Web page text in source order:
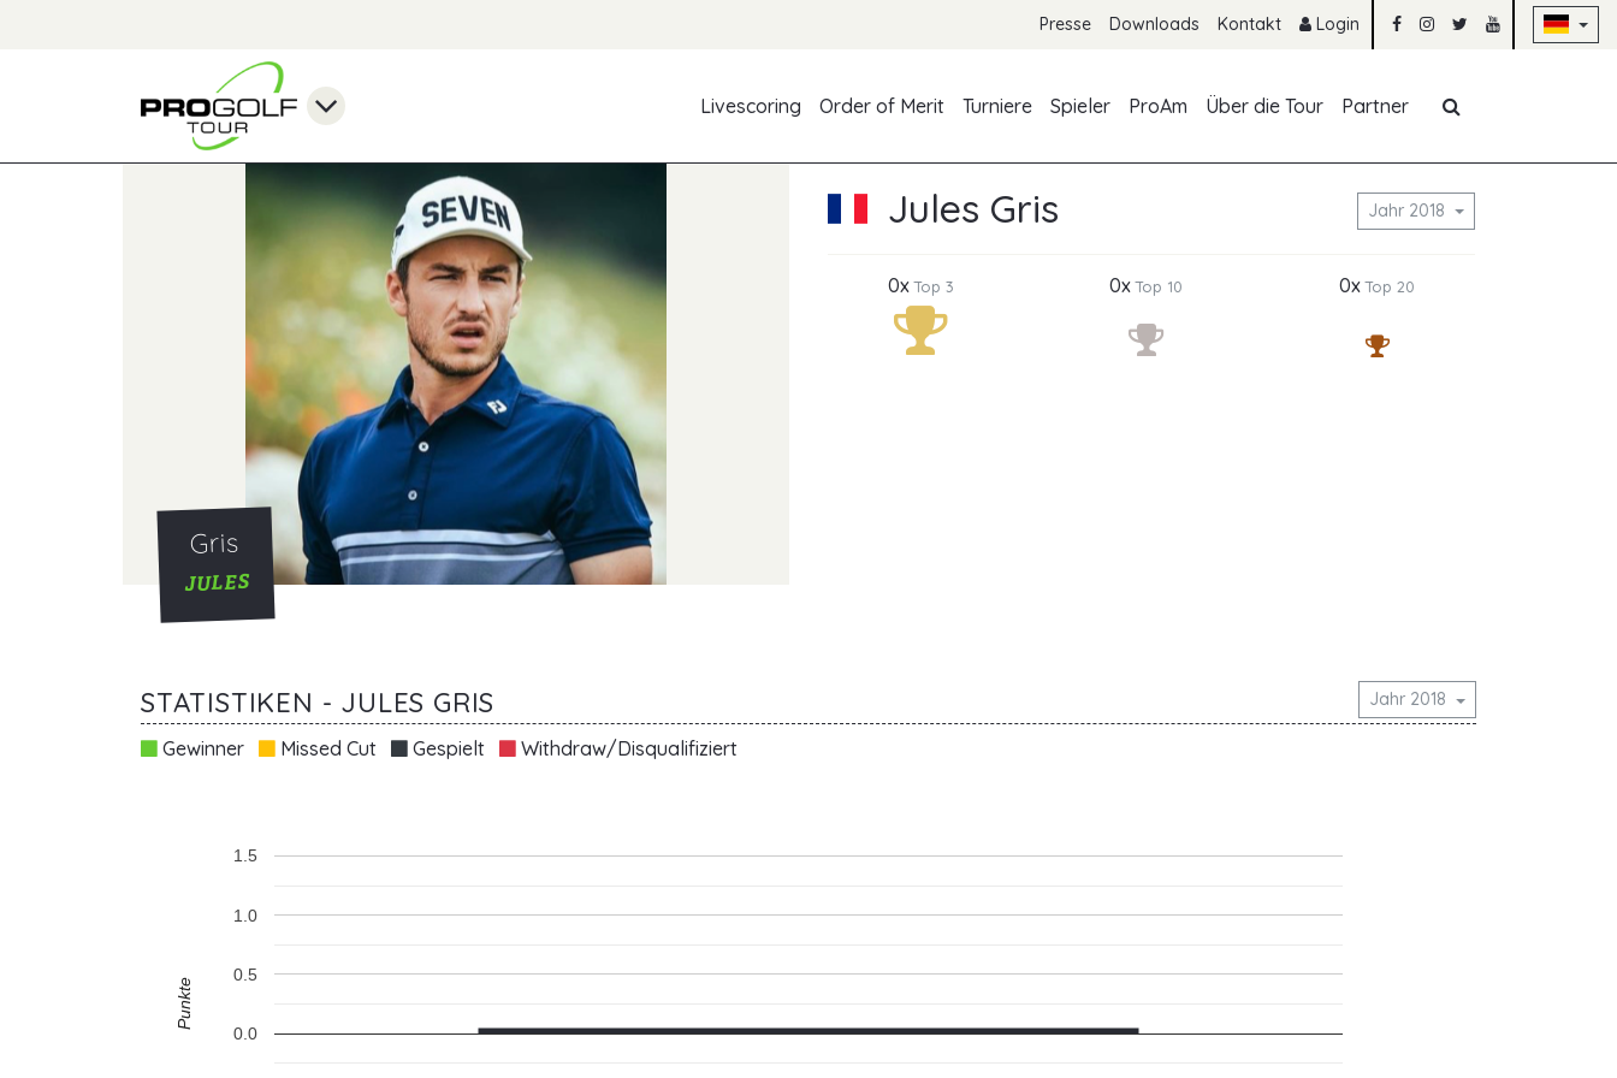
Presse Downloads Kontakt Login
Livescoring
Order of Merit Turniere Spieler ProAm Über die Tour Partner
Gris
JULES
Jules Gris Jahr 2018
0xTop 3 0xTop 10 0xTop 20
STATISTIKEN - JULES GRIS Jahr 2018
Gewinner Missed Cut Gespielt Withdraw/Disqualifiziert
0.0
0.5
1.0
1.5
Punkte